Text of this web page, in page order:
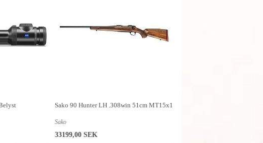
Sako 90 Hunter LH .308win 51cm MT15x1
Sako
33199,00 SEK